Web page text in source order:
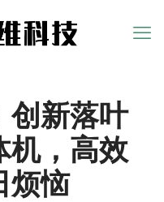
创新落叶
机，高效
烦恼